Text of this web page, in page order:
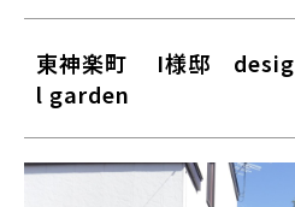
東神楽町 I様邸
l garden